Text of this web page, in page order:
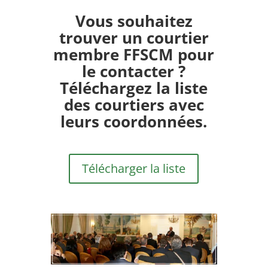
Vous souhaitez
trouver un courtier
membre FFSCM pour
le contacter ?
Téléchargez la liste
des courtiers avec
leurs coordonnées.
Télécharger la liste